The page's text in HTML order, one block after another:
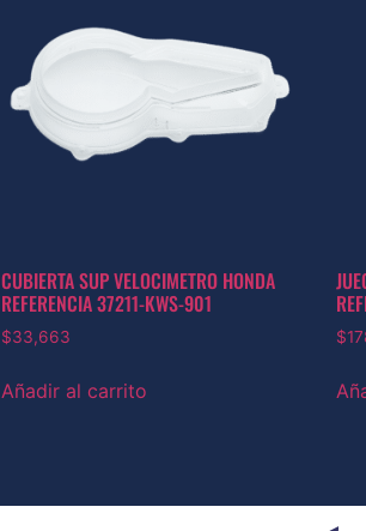
CUBIERTA SUP VELOCIMETRO HONDA
REFERENCIA 37211-KWS-901
$33,663
Añadir al carrito
$